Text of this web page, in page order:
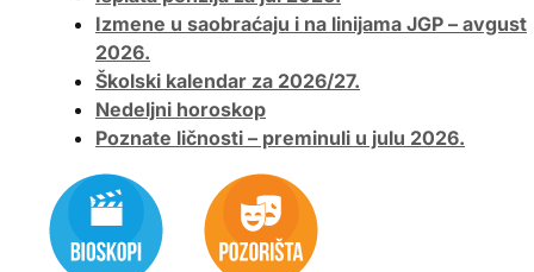
Izmene u saobraćaju i na linijama JGP – avgust
2026.
Školski kalendar za 2026/27.
Nedeljni horoskop
Poznate ličnosti – preminuli u julu 2026.